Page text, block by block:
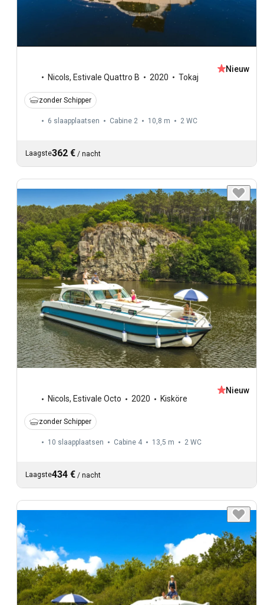
Nicols, Estivale Quattro B 2020 Tokaj
Nieuw
zonder Schipper
6 slaapplaatsen Cabine 2 10,8 m 2 WC
Laagste362 € / nacht
Nicols, Estivale Octo 2020 Kisköre
Nieuw
zonder Schipper
10 slaapplaatsen Cabine 4 13,5 m 2 WC
Laagste434 € / nacht